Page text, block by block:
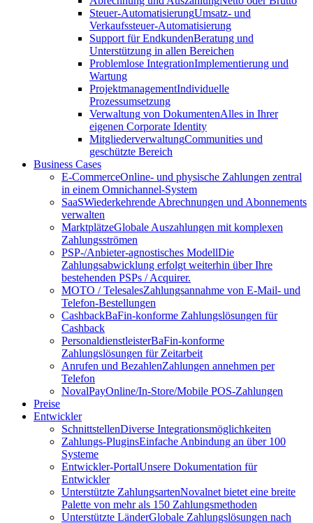
Steuer-AutomatisierungUmsatz- und
Verkaufssteuer-Automatisierung
Support für EndkundenBeratung und
Unterstützung in allen Bereichen
Problemlose IntegrationImplementierung und
Wartung
ProjektmanagementIndividuelle
Prozessumsetzung
Verwaltung von DokumentenAlles in Ihrer
eigenen Corporate Identity
MitgliederverwaltungCommunities und
geschützte Bereich
Business Cases
E-CommerceOnline- und physische Zahlungen zentral
in einem Omnichannel-System
SaaSWiederkehrende Abrechnungen und Abonnements
verwalten
MarktplätzeGlobale Auszahlungen mit komplexen
Zahlungsströmen
PSP-/Anbieter‑agnostisches ModellDie
Zahlungsabwicklung erfolgt weiterhin über Ihre
bestehenden PSPs / Acquirer.
MOTO / TelesalesZahlungsannahme von E-Mail- und
Telefon-Bestellungen
CashbackBaFin-konforme Zahlungslösungen für
Cashback
PersonaldienstleisterBaFin-konforme
Zahlungslösungen für Zeitarbeit
Anrufen und BezahlenZahlungen annehmen per
Telefon
NovalPayOnline/In-Store/Mobile POS-Zahlungen
Preise
Entwickler
SchnittstellenDiverse Integrationsmöglichkeiten
Zahlungs-PluginsEinfache Anbindung an über 100
Systeme
Entwickler-PortalUnsere Dokumentation für
Entwickler
Unterstützte ZahlungsartenNovalnet bietet eine breite
Palette von mehr als 150 Zahlungsmethoden
Unterstützte LänderGlobale Zahlungslösungen nach